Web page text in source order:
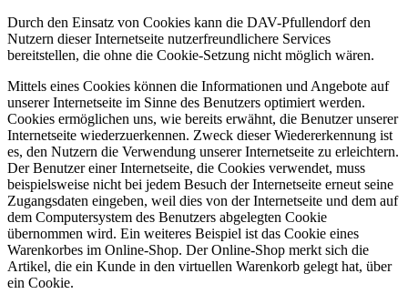
Durch den Einsatz von Cookies kann die DAV-Pfullendorf den
Nutzern dieser Internetseite nutzerfreundlichere Services
bereitstellen, die ohne die Cookie-Setzung nicht möglich wären.
Mittels eines Cookies können die Informationen und Angebote auf
unserer Internetseite im Sinne des Benutzers optimiert werden.
Cookies ermöglichen uns, wie bereits erwähnt, die Benutzer unserer
Internetseite wiederzuerkennen. Zweck dieser Wiedererkennung ist
es, den Nutzern die Verwendung unserer Internetseite zu erleichtern.
Der Benutzer einer Internetseite, die Cookies verwendet, muss
beispielsweise nicht bei jedem Besuch der Internetseite erneut seine
Zugangsdaten eingeben, weil dies von der Internetseite und dem auf
dem Computersystem des Benutzers abgelegten Cookie
übernommen wird. Ein weiteres Beispiel ist das Cookie eines
Warenkorbes im Online-Shop. Der Online-Shop merkt sich die
Artikel, die ein Kunde in den virtuellen Warenkorb gelegt hat, über
ein Cookie.